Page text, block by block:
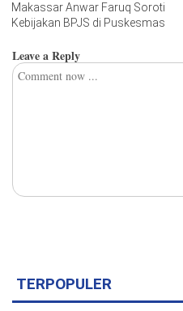
Makassar Anwar Faruq Soroti
Kebijakan BPJS di Puskesmas
Leave a Reply
TERPOPULER